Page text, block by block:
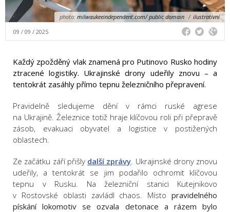
photo: milwaukeeindependent.com/ public domain / ilustrativní
09 / 09 / 2025
Každý zpožděný vlak znamená pro Putinovo Rusko hodiny
ztracené logistiky. Ukrajinské drony udeřily znovu – a
tentokrát zasáhly přímo tepnu železničního přepravení.
Pravidelně sledujeme dění v rámci ruské agrese
na Ukrajině. Železnice totiž hraje klíčovou roli při přepravě
zásob, evakuaci obyvatel a logistice v postižených
oblastech.
Ze začátku září přišly další zprávy. Ukrajinské drony znovu
udeřily, a tentokrát se jim podařilo ochromit klíčovou
tepnu v Rusku. Na železniční stanici Kutejnikovo
v Rostovské oblasti zavládl chaos. Místo pravidelného
pískání lokomotiv se ozvala detonace a rázem bylo